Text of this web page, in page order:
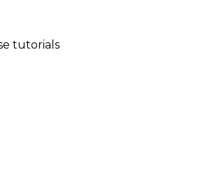
tutorials